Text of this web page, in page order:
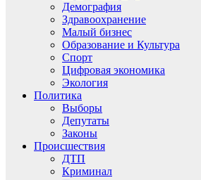
Демография
Здравоохранение
Малый бизнес
Образование и Культура
Спорт
Цифровая экономика
Экология
Политика
Выборы
Депутаты
Законы
Происшествия
ДТП
Криминал